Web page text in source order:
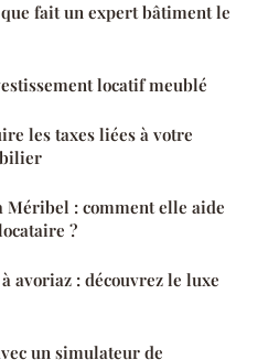
fait un expert bâtiment le
locatif meublé
les taxes liées à votre
Méribel : comment elle aide
?
avoriaz : découvrez le luxe
un simulateur de